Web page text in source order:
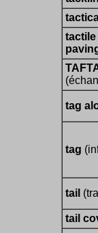
tactile
tag
tag
tail
tail